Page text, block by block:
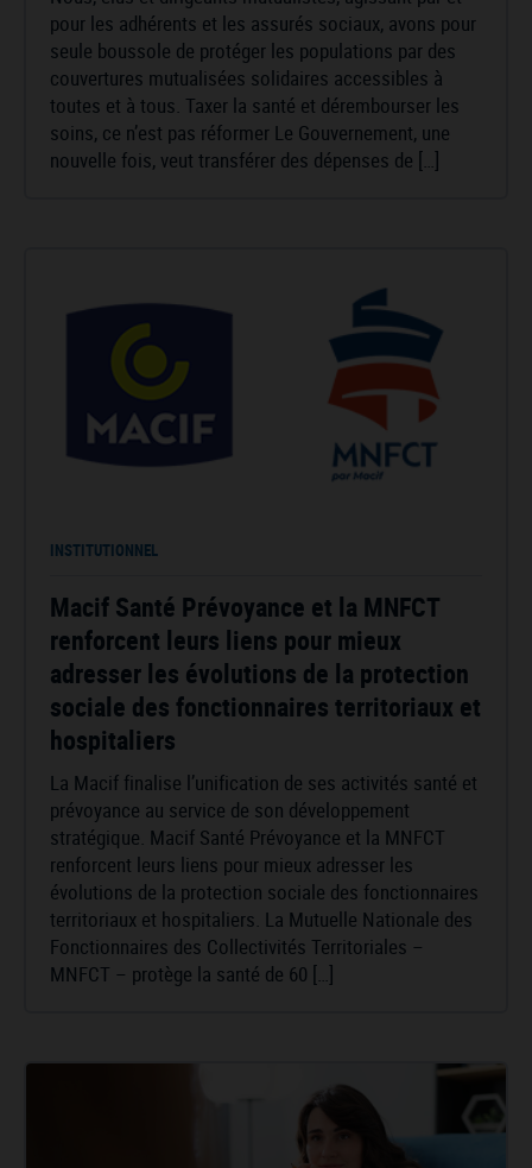
pour les adhérents et les assurés sociaux, avons pour
seule boussole de protéger les populations par des
couvertures mutualisées solidaires accessibles à
toutes et à tous. Taxer la santé et dérembourser les
soins, ce n’est pas réformer Le Gouvernement, une
nouvelle fois, veut transférer des dépenses de […]
INSTITUTIONNEL
Macif Santé Prévoyance et la MNFCT
renforcent leurs liens pour mieux
adresser les évolutions de la protection
sociale des fonctionnaires territoriaux et
hospitaliers
La Macif finalise l’unification de ses activités santé et
prévoyance au service de son développement
stratégique. Macif Santé Prévoyance et la MNFCT
renforcent leurs liens pour mieux adresser les
évolutions de la protection sociale des fonctionnaires
territoriaux et hospitaliers. La Mutuelle Nationale des
Fonctionnaires des Collectivités Territoriales –
MNFCT – protège la santé de 60 […]